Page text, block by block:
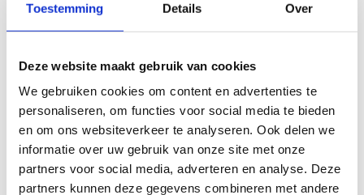
Toestemming Details Over
Deze website maakt gebruik van cookies
We gebruiken cookies om content en advertenties te
personaliseren, om functies voor social media te bieden
en om ons websiteverkeer te analyseren. Ook delen we
informatie over uw gebruik van onze site met onze
partners voor social media, adverteren en analyse. Deze
partners kunnen deze gegevens combineren met andere
Huis (ver)kopen zonder stress
Bekijken
Lees
meer
over